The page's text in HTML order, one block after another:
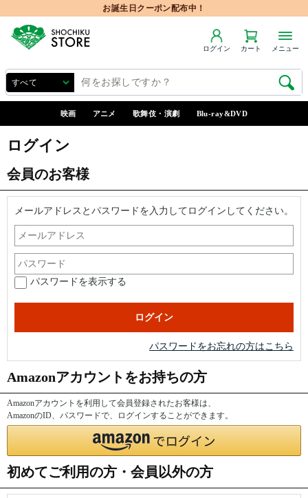
お誕生日クーポン配布中！
ログイン カート メニュー
映画 アニメ 歌舞伎・演劇 Blu-ray&DVD
ログイン
会員のお客様
メールアドレスとパスワードを入力してログインしてください。
パスワードを表示する
パスワードをお忘れの方はこちら
Amazonアカウントをお持ちの方
Amazonアカウントを利用して会員登録されたお客様は、
AmazonのID、パスワードで、ログインすることができます。
初めてご利用の方・会員以外の方